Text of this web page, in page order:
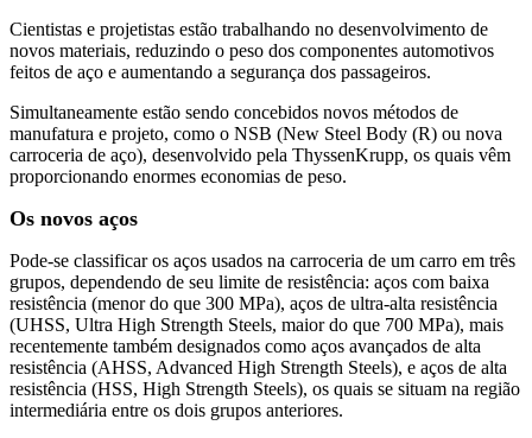
Cientistas e projetistas estão trabalhando no desenvolvimento de
novos materiais, reduzindo o peso dos componentes automotivos
feitos de aço e aumentando a segurança dos passageiros.
Simultaneamente estão sendo concebidos novos métodos de
manufatura e projeto, como o NSB (New Steel Body (R) ou nova
carroceria de aço), desenvolvido pela ThyssenKrupp, os quais vêm
proporcionando enormes economias de peso.
Os novos aços
Pode-se classificar os aços usados na carroceria de um carro em três
grupos, dependendo de seu limite de resistência: aços com baixa
resistência (menor do que 300 MPa), aços de ultra-alta resistência
(UHSS, Ultra High Strength Steels, maior do que 700 MPa), mais
recentemente também designados como aços avançados de alta
resistência (AHSS, Advanced High Strength Steels), e aços de alta
resistência (HSS, High Strength Steels), os quais se situam na região
intermediária entre os dois grupos anteriores.